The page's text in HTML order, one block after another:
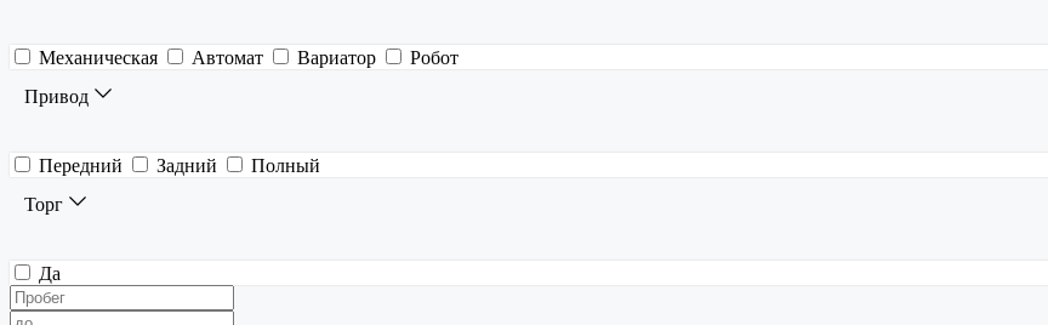
Механическая Автомат Вариатор
Робот
Привод
Передний Задний
Полный
Торг
Да